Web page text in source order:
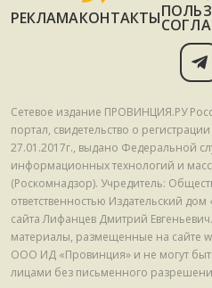
РЕКЛАМАКОНТАКТЫ
Сетевое издание ПРОВИНЦИЯ.РУ
портал, свидетельство о
27.01.2017г., выдано Федеральной
информационных технологий и
(Роскомнадзор). Учредитель:
ответственностью Издательский
сайта Лифанцев Дмитрий
материалы, размещенные на сайте
ООО ИД «Провинция» и не могут
лицами без письменного